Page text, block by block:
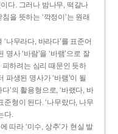
다. 그러나 밤나무, 떡갈나
을 뜻하는 ‘깍정이’는 원래
나무라다, 바라다’를 표준어
사 ‘바람’을 ‘바램’으로 잘
피하려는 심리 때문인 듯하
파생된 명사가 ‘바램’이 될
’의 활용형으로, ‘바랬다, 바
준형이 된다. ‘나무랐다, 나무
다.
따라 ‘미수, 상추’가 현실 발